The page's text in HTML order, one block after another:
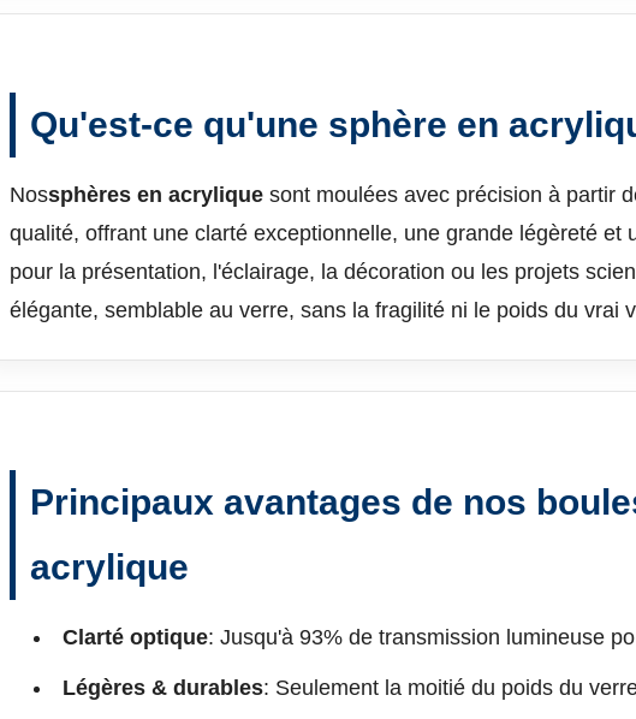
Qu'est-ce qu'une sphère en
Nossphères en acrylique sont moulées avec précision à partir
qualité, offrant une clarté exceptionnelle, une grande légèreté
pour la présentation, l'éclairage, la décoration ou les projets
élégante, semblable au verre, sans la fragilité ni le poids du vrai
Principaux avantages de nos
acrylique
Clarté optique: Jusqu'à 93% de transmission lumineuse
Légères & durables: Seulement la moitié du poids du